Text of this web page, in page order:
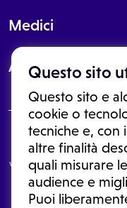
Questo sito
Questo sito e
cookie o
tecniche e, con
altre finalità
quali misurare
audience e
Puoi
Medici
About
Le informazioni proposte
In nessun caso, queste
visita o una diagnosi
le informazioni
una diagnosi, la
sospensione di un